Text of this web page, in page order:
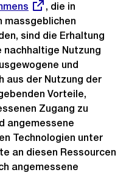
, die in
massgeblichen
sind die Erhaltung
Nutzung
und
aus der Nutzung der
Vorteile,
Zugang zu
angemessene
Technologien unter
an diesen Ressourcen
angemessene